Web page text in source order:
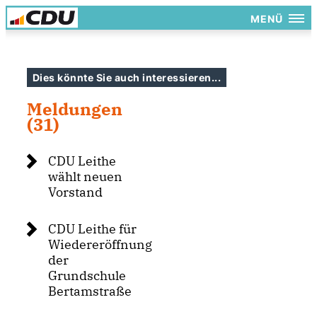
MENÜ
Dies könnte Sie auch interessieren...
Meldungen
(31)
CDU Leithe
wählt neuen
Vorstand
CDU Leithe für
Wiedereröffnung
der
Grundschule
Bertamstraße